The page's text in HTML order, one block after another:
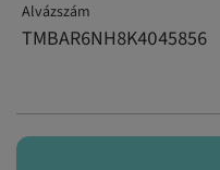
Alvázszám
TMBAR6NH8K4045856